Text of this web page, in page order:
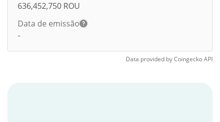
636,452,750 ROU
Data de emissão
-
Data provided byCoingeckoAPI